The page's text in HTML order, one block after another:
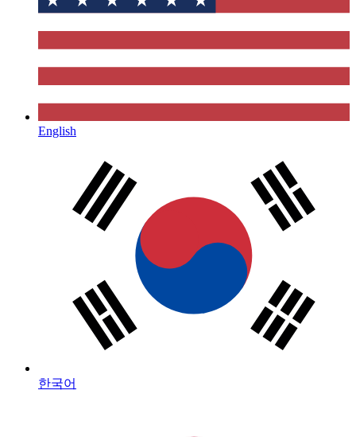
English
한국어